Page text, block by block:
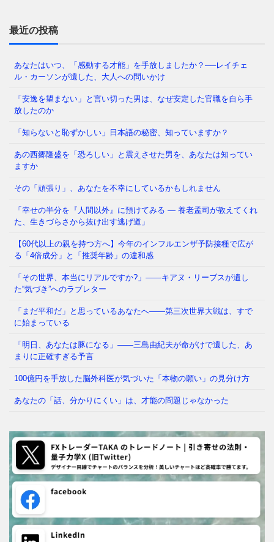
1969年、サンフランシスコ海軍通信局。トップシーク
ラスカ沖から届いた一
⇒ 続きを読む
「そんなの常識でしょ」 私たちは毎日、当たり前の
し本当に正義が存在するなら、刑務所は貧しい人々で
はなく、政治家でいっぱい
最近の投稿
あなたはいつ、「感動する才能」を手放しましたか？──レイチェ
ル・カーソンが遺した、大人への問いかけ
「安逸を望まない」と言い切った男は、なぜ安定した官職を自ら手
放したのか
「知らないと恥ずかしい」日本語の秘密、知っていますか？
あの西郷隆盛を「恐ろしい」と震えさせた男を、あなたは知ってい
ますか
その「頑張り」、あなたを不幸にしているかもしれません
「幸せの半分を『人間以外』に預けてみる ― 養老孟司が教えてくれ
た、生きづらさから抜け出す逃げ道」
【60代以上の親を持つ方へ】今年のインフルエンザ予防接種で広が
る「4倍成分」と「推奨年齢」の違和感
「その世界、本当にリアルですか?」——キアヌ・リーブスが遺し
た“気づき”へのラブレター
「まだ平和だ」と思っているあなたへ——第三次世界大戦は、すで
に始まっている
「明日、あなたは豚になる」——三島由紀夫が命がけで遺した、あ
まりに正確すぎる予言
100億円を手放した脳外科医が気づいた「本物の願い」の見分け方
あなたの「話、分かりにくい」は、才能の問題じゃなかった